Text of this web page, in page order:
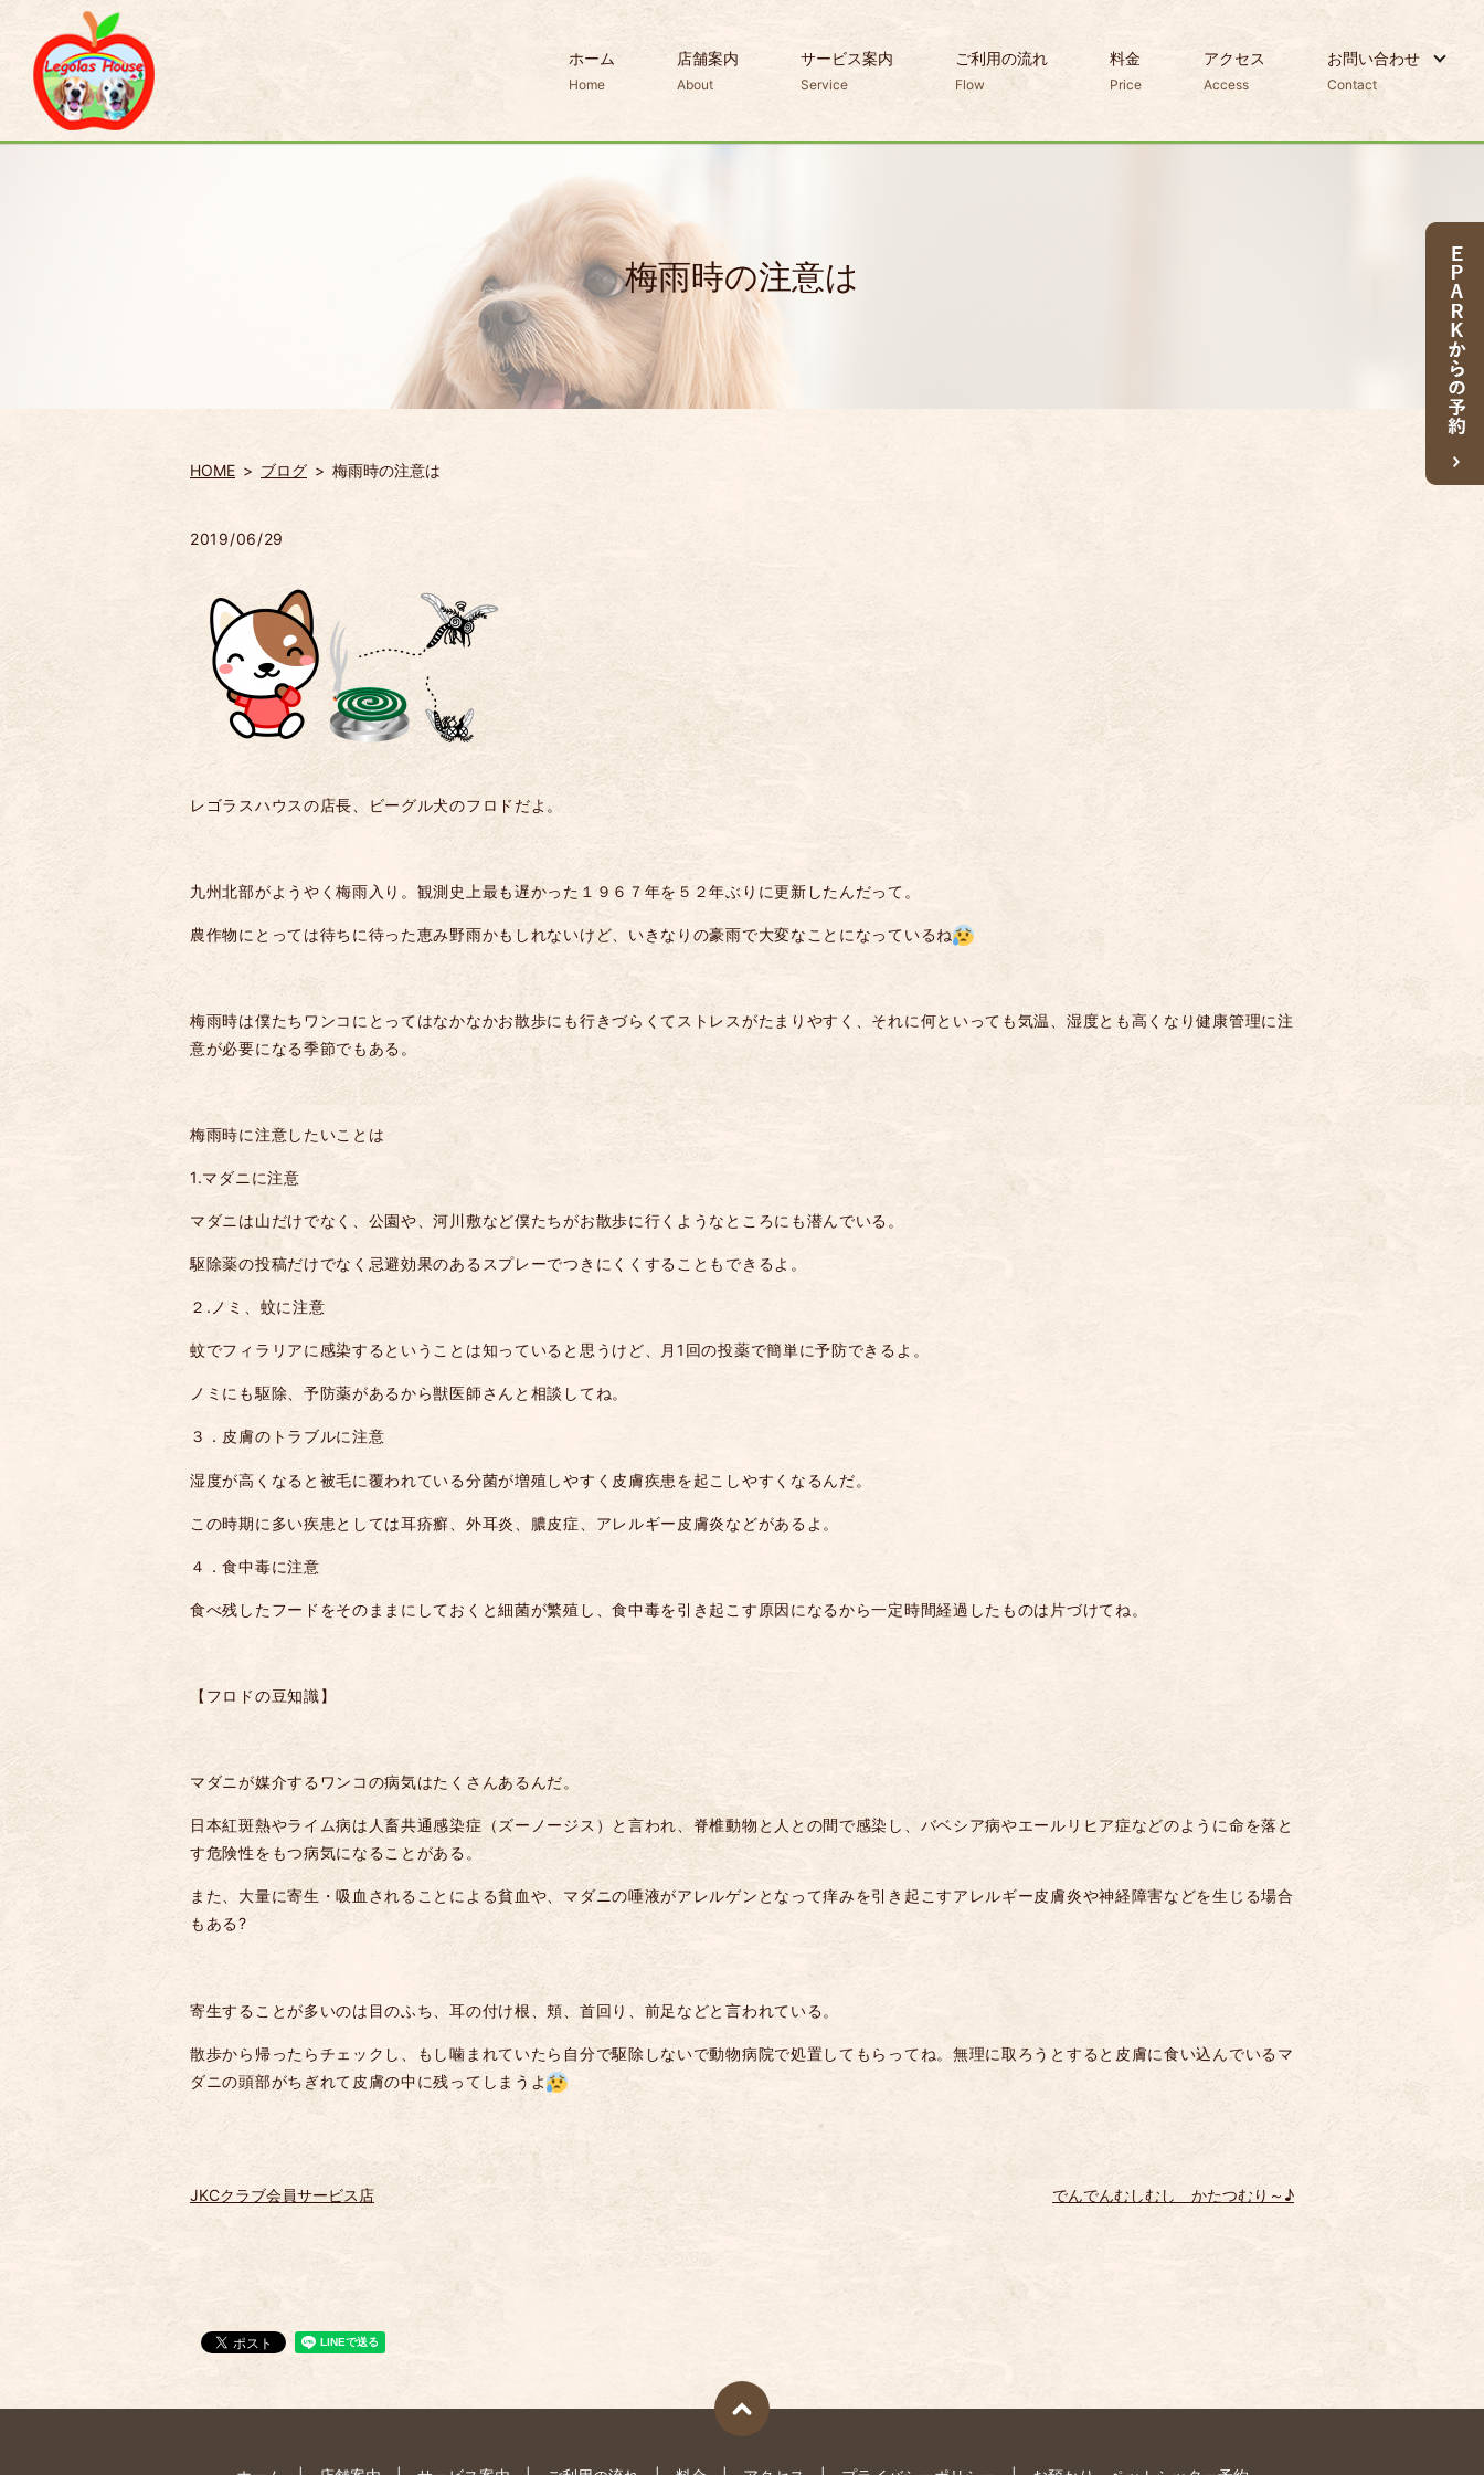
ホーム
Home
店舗案内
About
サービス案内
Service
ご利用の流れ
Flow
料金
Price
アクセス
Access
お問い合わせ
Contact
梅雨時の注意は
HOME ブログ 梅雨時の注意は
2019/06/29
レゴラスハウスの店長、ビーグル犬のフロドだよ。
九州北部がようやく梅雨入り。観測史上最も遅かった１９６７年を５２年ぶりに更新したんだって。
農作物にとっては待ちに待った恵み野雨かもしれないけど、いきなりの豪雨で大変なことになっているね
梅雨時は僕たちワンコにとってはなかなかお散歩にも行きづらくてストレスがたまりやすく、それに何といっても気温、湿度とも高くなり健康管理に注
意が必要になる季節でもある。
梅雨時に注意したいことは
1.マダニに注意
マダニは山だけでなく、公園や、河川敷など僕たちがお散歩に行くようなところにも潜んでいる。
駆除薬の投稿だけでなく忌避効果のあるスプレーでつきにくくすることもできるよ。
２ . ノミ、蚊に注意
蚊でフィラリアに感染するということは知っていると思うけど、月1 回の投薬で簡単に予防できるよ。
ノミにも駆除、予防薬があるから獣医師さんと相談してね。
３ ．皮膚のトラブルに注意
湿度が高くなると被毛に覆われている分菌が増殖しやすく皮膚疾患を起こしやすくなるんだ。
この時期に多い疾患としては耳疥癬、外耳炎、膿皮症、アレルギー皮膚炎などがあるよ。
４．食中毒に注意
食べ残したフードをそのままにしておくと細菌が繁殖し、食中毒を引き起こす原因になるから一定時間経過したものは片づけてね。
【フロドの豆知識】
マダニが媒介するワンコの病気はたくさんあるんだ。
日本紅斑熱やライム病は人畜共通感染症（ズーノージス）と言われ、脊椎動物と人との間で感染し、バベシア病やエールリヒア症などのように命を落と
す危険性をもつ病気になることがある。
また、大量に寄生・吸血されることによる貧血や、マダニの唾液がアレルゲンとなって痒みを引き起こすアレルギー皮膚炎や神経障害などを生じる場合
もある?
寄生することが多いのは目のふち、耳の付け根、頬、首回り、前足などと言われている。
散歩から帰ったらチェックし、もし噛まれていたら自分で駆除しないで動物病院で処置してもらってね。無理に取ろうとすると皮膚に食い込んでいるマ
ダニの頭部がちぎれて皮膚の中に残ってしまうよ
JKCクラブ会員サービス店 でんでんむしむし かたつむり～♪